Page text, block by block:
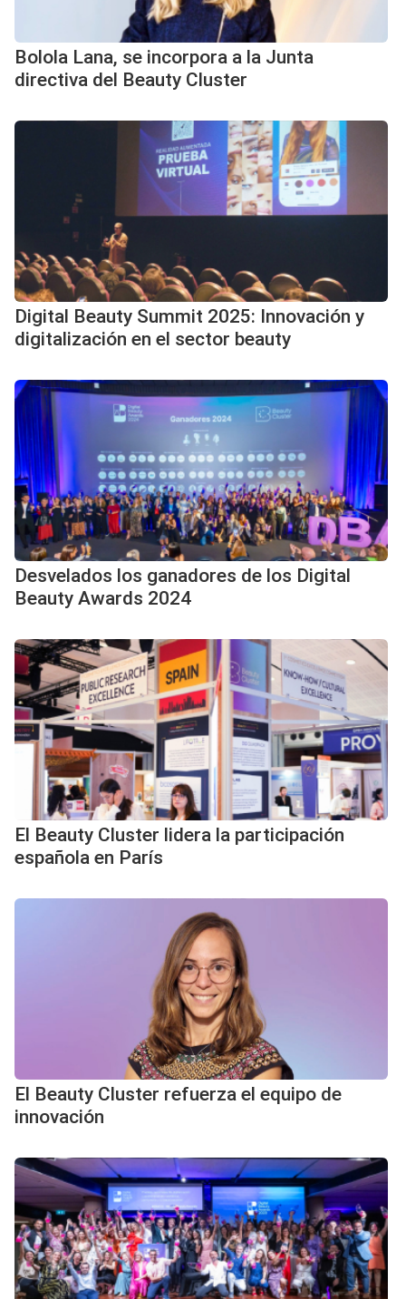
Bolola Lana, se incorpora a la Junta
directiva del Beauty Cluster
Digital Beauty Summit 2025: Innovación y
digitalización en el sector beauty
Desvelados los ganadores de los Digital
Beauty Awards 2024
El Beauty Cluster lidera la participación
española en París
El Beauty Cluster refuerza el equipo de
innovación